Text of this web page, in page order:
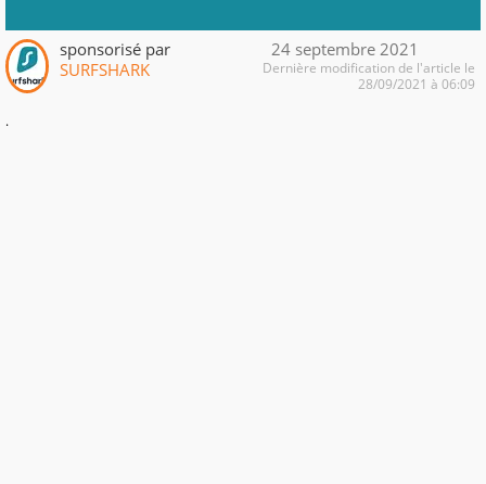
sponsorisé par
SURFSHARK
24 septembre 2021
Dernière modification de l'article le
28/09/2021 à 06:09
.